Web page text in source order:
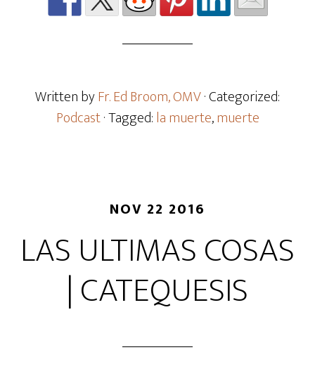
Written byFr. Ed Broom, OMV· Categorized:
Podcast· Tagged:la muerte,muerte
NOV 22 2016
LAS ULTIMAS COSAS
| CATEQUESIS